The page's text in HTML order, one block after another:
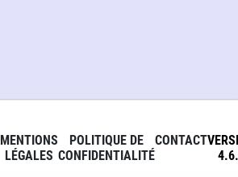
MENTIONS
LÉGALES
POLITIQUE DE
CONFIDENTIALITÉ
CONTACT